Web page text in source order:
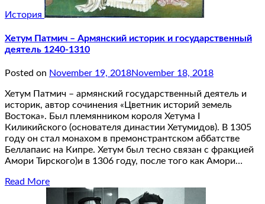
История
Хетум Патмич – Армянский историк и государственный
деятель 1240-1310
Posted on November 19, 2018November 18, 2018
Хетум Патмич – армянский государственный деятель и
историк, автор сочинения «Цветник историй земель
Востока». Был племянником короля Хетума I
Киликийского (основателя династии Хетумидов). В 1305
году он стал монахом в премонстрантском аббатстве
Беллапаис на Кипре. Хетум был тесно связан с фракцией
Амори Тирского)и в 1306 году, после того как Амори…
Read More